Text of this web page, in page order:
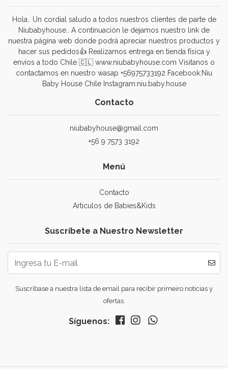
Hola.. Un cordial saludo a todos nuestros clientes de parte de
Niubabyhouse.. A continuación le dejamos nuestro link de
nuestra página web donde podrá apreciar nuestros productos y
hacer sus pedidos👍 Realizamos entrega en tienda física y
envíos a todo Chile 🇨🇱 www.niubabyhouse.com Visitanos o
contactamos en nuestro wasap +56975733192 Facebook:Niu
Baby House Chile Instagram:niu.baby.house
Contacto
niubabyhouse@gmail.com
+56 9 7573 3192
Menú
Contacto
Artículos de Babies&Kids
Suscríbete a Nuestro Newsletter
Suscríbase a nuestra lista de email para recibir primeiro noticias y
ofertas.
Síguenos: